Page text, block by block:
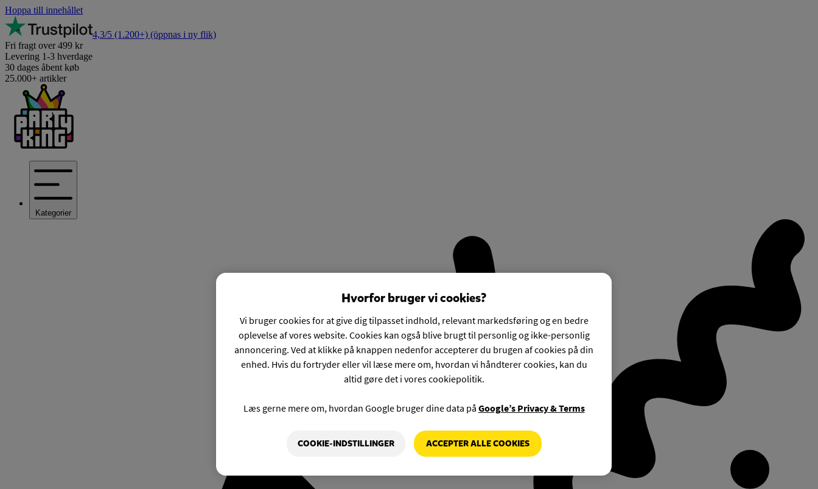
Hoppa till innehållet
4,3/5 (1.200+) (öppnas i ny flik)
Fri fragt over 499 kr
Levering 1-3 hverdage
30 dages åbent køb
25.000+ artikler
Kategorier
Hvorfor bruger vi cookies?
Vi bruger cookies for at give dig tilpasset indhold, relevant markedsføring og en bedre
oplevelse af vores website. Cookies kan også blive brugt til personlig og ikke-personlig
annoncering. Ved at klikke på knappen nedenfor accepterer du brugen af cookies på din
enhed. Hvis du fortryder eller vil læse mere om, hvordan vi håndterer cookies, kan du
altid gøre det i vores cookiepolitik.
Læs gerne mere om, hvordan Google bruger dine data på Google’s Privacy & Terms
COOKIE-INDSTILLINGER ACCEPTER ALLE COOKIES